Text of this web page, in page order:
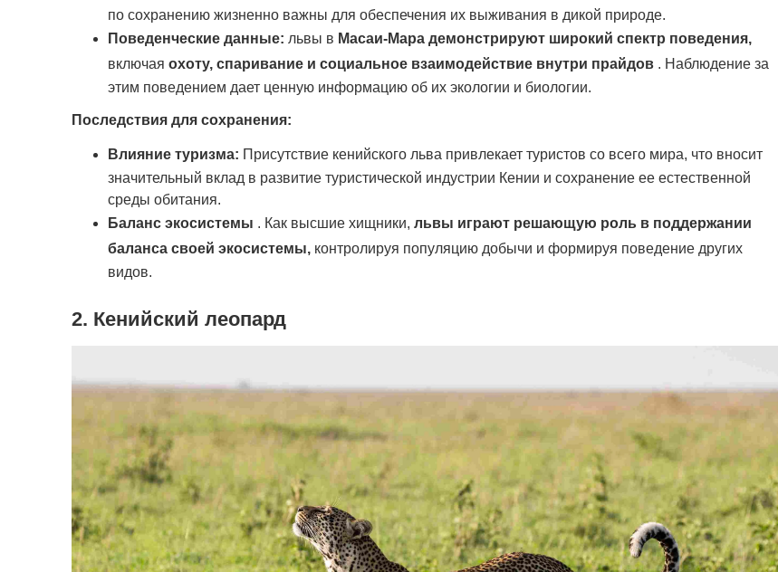
по сохранению жизненно важны для обеспечения их выживания в дикой природе.
Поведенческие данные: львы в Масаи-Мара демонстрируют широкий спектр поведения,
включая охоту, спаривание и социальное взаимодействие внутри прайдов. Наблюдение за
этим поведением дает ценную информацию об их экологии и биологии.
Последствия для сохранения:
Влияние туризма: Присутствие кенийского льва привлекает туристов со всего мира, что вносит
значительный вклад в развитие туристической индустрии Кении и сохранение ее естественной
среды обитания.
Баланс экосистемы . Как высшие хищники, львы играют решающую роль в поддержании
баланса своей экосистемы,контролируя популяцию добычи и формируя поведение других
видов.
2. Кенийский леопард